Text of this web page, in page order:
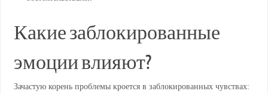
Какие заблокированные
эмоции влияют?
Зачастую корень проблемы кроется в заблокированных чувствах: